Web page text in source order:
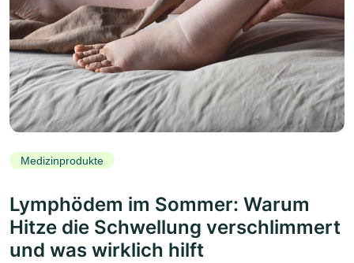
Medizinprodukte
Lymphödem im Sommer: Warum
Hitze die Schwellung verschlimmert
und was wirklich hilft